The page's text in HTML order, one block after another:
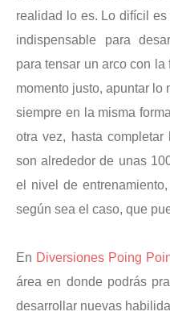
realidad lo es. Lo difícil
indispensable para
para tensar un arco con la
momento justo, apuntar lo
siempre en la misma
otra vez, hasta completar
son alrededor de unas
el nivel de
según sea el caso, que
En Diversiones Poing
área en donde podrás
desarrollar nuevas